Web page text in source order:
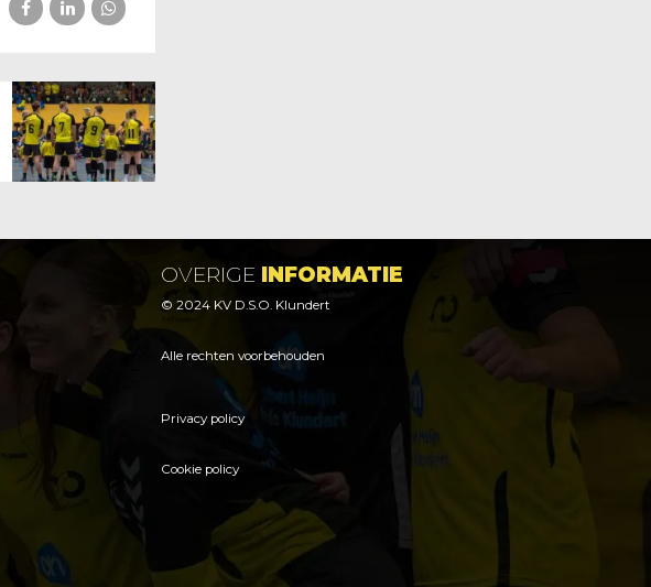
OVERIGE INFORMATIE
© 2024 KV D.S.O. Klundert
Alle rechten voorbehouden
Privacy policy
Cookie policy